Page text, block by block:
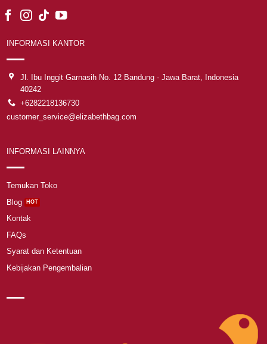
INFORMASI KANTOR
Jl. Ibu Inggit Garnasih No. 12 Bandung - Jawa Barat, Indonesia
40242
+6282218136730
customer_service@elizabethbag.com
INFORMASI LAINNYA
Temukan Toko
Blog
Kontak
FAQs
Syarat dan Ketentuan
Kebijakan Pengembalian